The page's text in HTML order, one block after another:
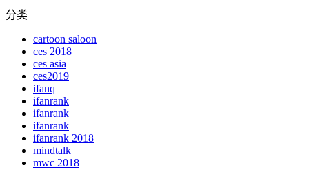
分类
cartoon saloon
ces 2018
ces asia
ces2019
ifanq
ifanrank
ifanrank
ifanrank
ifanrank 2018
mindtalk
mwc 2018